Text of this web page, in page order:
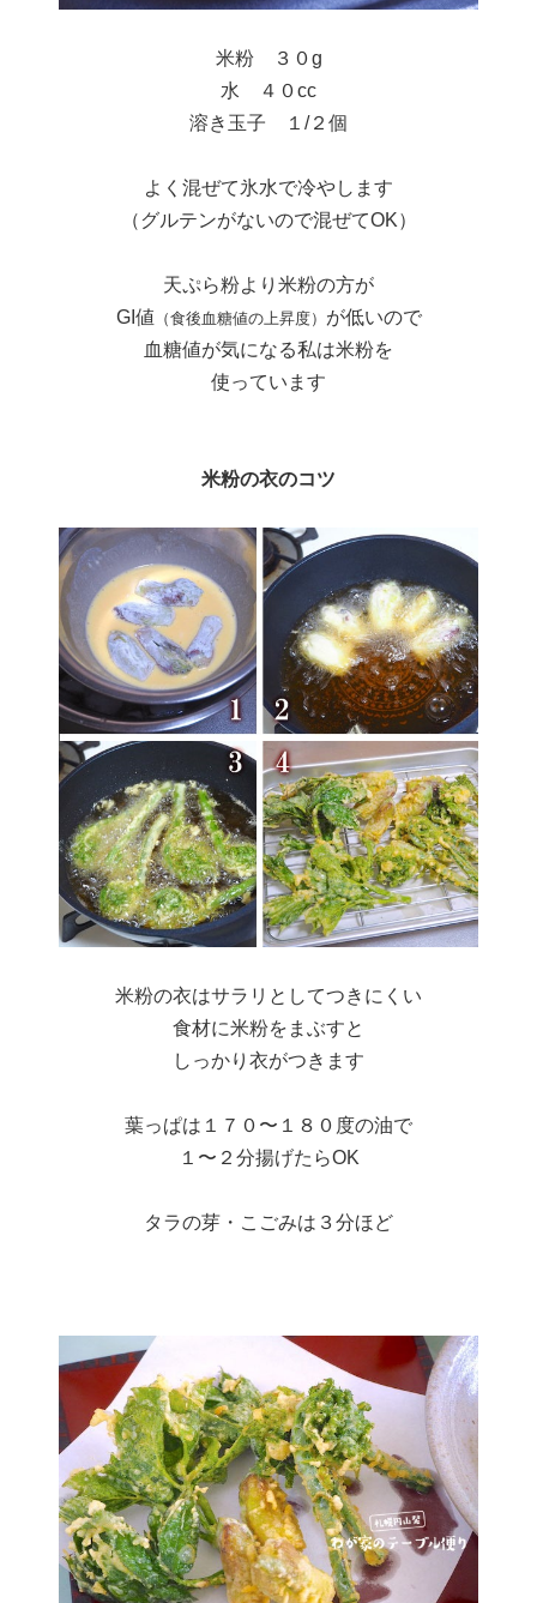
米粉 ３０g
水 ４０cc
溶き玉子 １/２個
よく混ぜて氷水で冷やします
（グルテンがないので混ぜてOK）
天ぷら粉より米粉の方が
GI値 （食後血糖値の上昇度） が低いので
血糖値が気になる私は米粉を
使っています
米粉の衣のコツ
米粉の衣はサラリとしてつきにくい
食材に米粉をまぶすと
しっかり衣がつきます
葉っぱは１７０〜１８０度の油で
１〜２分揚げたらOK
タラの芽・こごみは３分ほど